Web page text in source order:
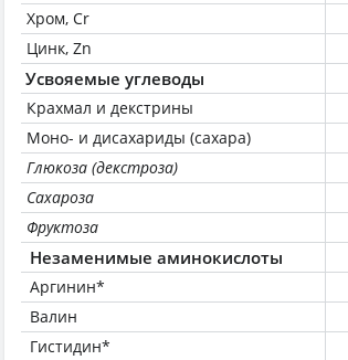
Хром, Cr
Цинк, Zn
Усвояемые углеводы
Крахмал и декстрины
Моно- и дисахариды (сахара)
Глюкоза (декстроза)
Сахароза
Фруктоза
Незаменимые аминокислоты
Аргинин*
Валин
Гистидин*